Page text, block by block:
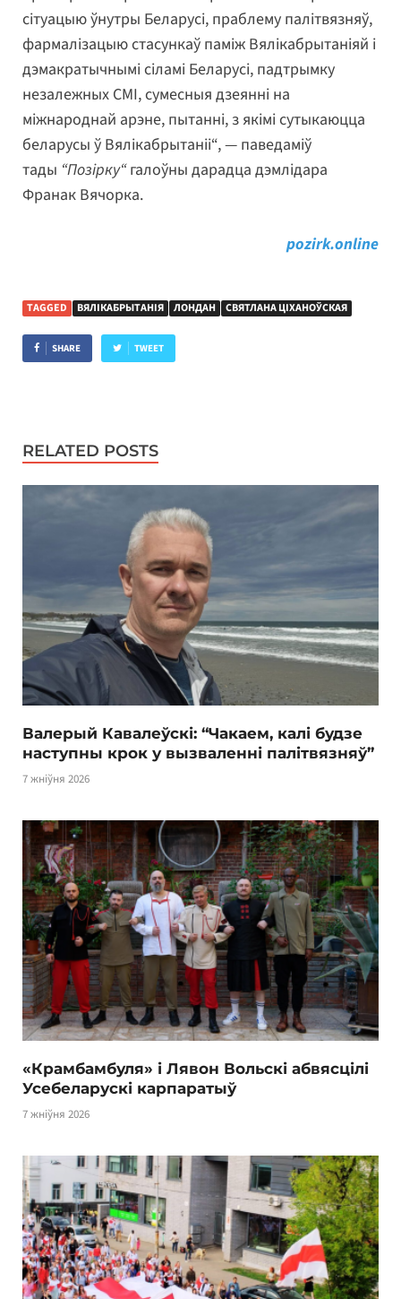
сітуацыю ўнутры Беларусі, праблему палітвязняў,
фармалізацыю стасункаў паміж Вялікабрытаніяй і
дэмакратычнымі сіламі Беларусі, падтрымку
незалежных СМІ, сумесныя дзеянні на
міжнароднай арэне, пытанні, з якімі сутыкаюцца
беларусы ў Вялікабрытаніі“, — паведаміў
тады “Позірку“галоўны дарадца дэмлідара
Франак Вячорка.
pozirk.online
TAGGED ВЯЛІКАБРЫТАНІЯ ЛОНДАН СВЯТЛАНА ЦІХАНОЎСКАЯ
SHARE TWEET
RELATED POSTS
Валерый Кавалеўскі: “Чакаем, калі будзе
наступны крок у вызваленні палітвязняў”
7 жніўня 2026
«Крамбамбуля» і Лявон Вольскі абвясцілі
Усебеларускі карпаратыў
7 жніўня 2026